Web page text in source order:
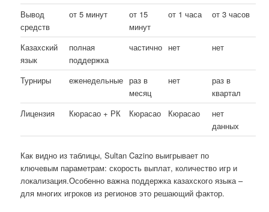
Вывод
средств
от 5 минут
от 15
минут
от 1 часа от 3 часов
Казахский
язык
полная
поддержка
частично нет нет
Турниры еженедельные раз в
месяц
нет
раз в
квартал
Лицензия
Кюрасао + РК Кюрасао Кюрасао
нет
данных
Как видно из таблицы, Sultan Cazino выигрывает по
ключевым параметрам: скорость выплат, количество игр и
локализация.Особенно важна поддержка казахского языка –
для многих игроков из регионов это решающий фактор.